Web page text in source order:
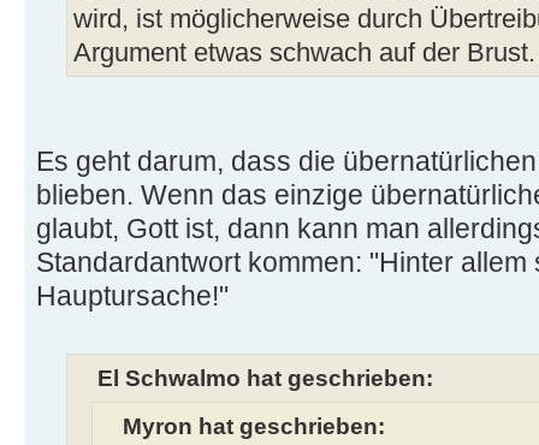
wird, ist möglicherweise durch
Argument etwas schwach auf der Brust.
Es geht darum, dass die
blieben. Wenn das einzige
glaubt, Gott ist, dann kann man
Standardantwort kommen: "Hinter allem
Hauptursache!"
El Schwalmo hat geschrieben:
Myron hat geschrieben: